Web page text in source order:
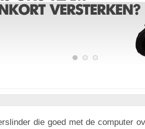
die goed met de computer